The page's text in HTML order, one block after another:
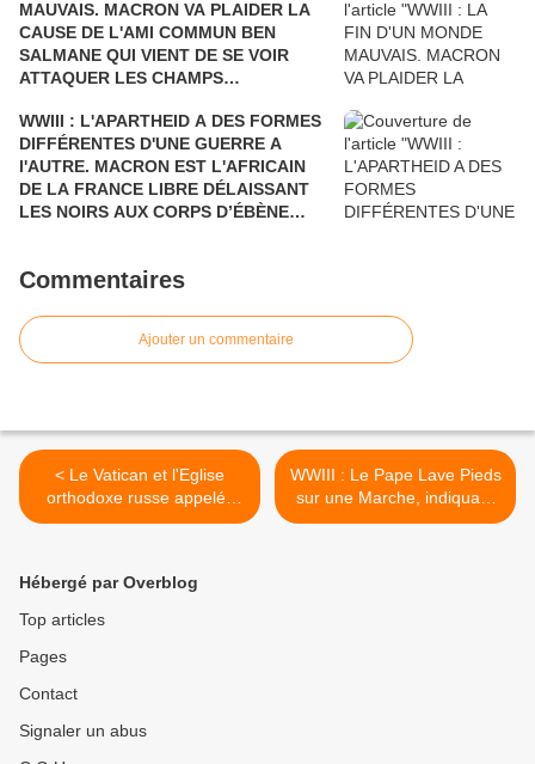
MAUVAIS. MACRON VA PLAIDER LA
CAUSE DE L'AMI COMMUN BEN
SALMANE QUI VIENT DE SE VOIR
ATTAQUER LES CHAMPS
ET D'ARAMCO PAR LE YÉMEN Où LA
FRANCE BOMBARDE LES ENFANTS
ET LES CIVILS, AU PRÉSIDENT DE
TOUTES LES RUSSIES.
WWIII : L'APARTHEID A DES FORMES
DIFFÉRENTES D'UNE GUERRE A
l'AUTRE. MACRON EST L'AFRICAIN
DE LA FRANCE LIBRE DÉLAISSANT
LES NOIRS AUX CORPS D’ÉBÈNE
DÉBARQUEMENT DE PROVENCE. UN
GOUMIERS, SPAHIS ET TIRAILLEURS
QUI N’ÉTAIENT PAS REPRÉSENTÉS.
Commentaires
Ajouter un commentaire
< Le Vatican et l'Eglise
orthodoxe russe appelés
à...
WWIII : Le Pape Lave Pieds
sur une Marche, indiquant
que l'Islam est le troisième
Hébergé par Overblog
Top articles
Pages
Contact
Signaler un abus